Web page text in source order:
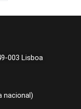
003 Lisboa
nacional)